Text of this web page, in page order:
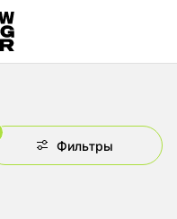
Фильтры